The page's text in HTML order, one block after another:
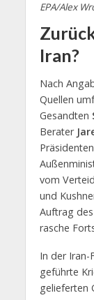
EPA/Alex
Iran?
Nach
Quellen
Gesandten
Berater
vom
und
Auftrag
rasche
In der Iran-
geführte
gelieferten